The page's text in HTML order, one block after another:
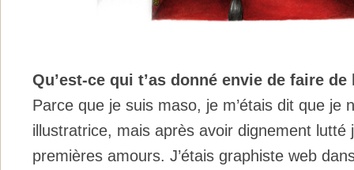
Qu’est-ce qui t’as donné envie de faire
Parce que je suis maso, je m’étais dit que je
illustratrice, mais après avoir dignement lutté
premières amours. J’étais graphiste web